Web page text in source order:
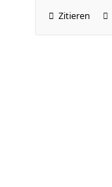
Zitieren